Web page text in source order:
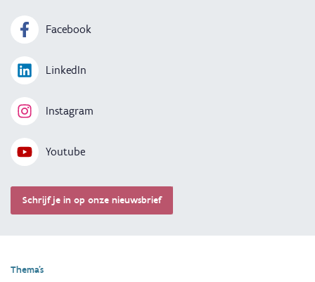
Facebook
LinkedIn
Instagram
Youtube
Schrijf je in op onze nieuwsbrief
Thema's